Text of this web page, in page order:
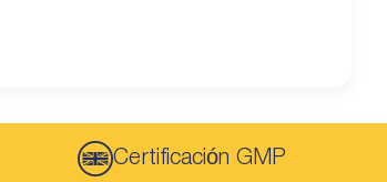
Certificación GMP